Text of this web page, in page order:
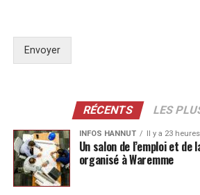
Envoyer
RÉCENTS LES
INFOS HANNUT Il y a 23 heures
Un salon de l’emploi et
organisé à Waremme